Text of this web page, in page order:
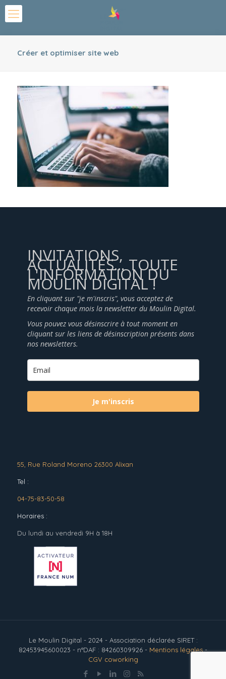
Créer et optimiser site web
INVITATIONS,
ACTUALITÉS... TOUTE
L'INFORMATION DU
MOULIN DIGITAL !
En cliquant sur "je m'inscris", vous acceptez de
recevoir chaque mois la newsletter du Moulin Digital.
Vous pouvez vous désinscrire à tout moment en
cliquant sur les liens de désinscription présents dans
nos newsletters.
Je m'inscris
55, Rue Roland Moreno 26300 Alixan
Tel :
04-75-83-50-58
Horaires :
Du lundi au vendredi 9H à 18H
Le Moulin Digital - 2024 - Association déclarée SIRET :
82453945600023 - n°DAF : 84260309926 - Mentions légales-
CGV coworking